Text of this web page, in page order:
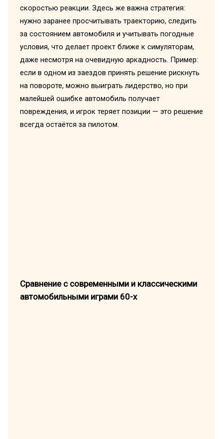
скоростью реакции. Здесь же важна стратегия:
нужно заранее просчитывать траекторию, следить
за состоянием автомобиля и учитывать погодные
условия, что делает проект ближе к симуляторам,
даже несмотря на очевидную аркадность. Пример:
если в одном из заездов принять решение рискнуть
на повороте, можно выиграть лидерство, но при
малейшей ошибке автомобиль получает
повреждения, и игрок теряет позиции — это решение
всегда остаётся за пилотом.
Сравнение с современными и классическими
автомобильными играми 60-х